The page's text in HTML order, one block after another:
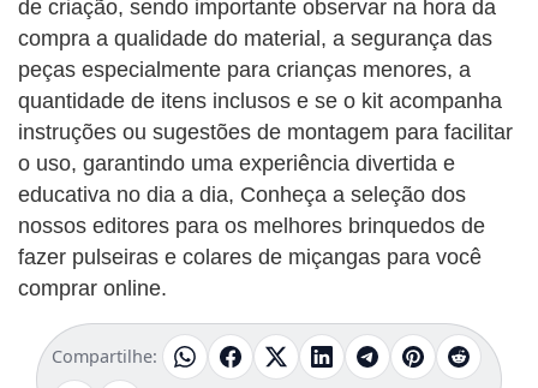
de criação, sendo importante observar na hora da
compra a qualidade do material, a segurança das
peças especialmente para crianças menores, a
quantidade de itens inclusos e se o kit acompanha
instruções ou sugestões de montagem para facilitar
o uso, garantindo uma experiência divertida e
educativa no dia a dia, Conheça a seleção dos
nossos editores para os melhores brinquedos de
fazer pulseiras e colares de miçangas para você
comprar online.
Compartilhe: